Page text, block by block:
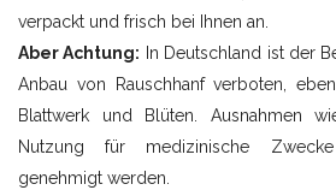
verpackt und frisch bei Ihnen an.
Aber Achtung: In Deutschland ist der
Anbau von Rauschhanf verboten,
Blattwerk und Blüten. Ausnahmen
Nutzung für medizinische
genehmigt werden.